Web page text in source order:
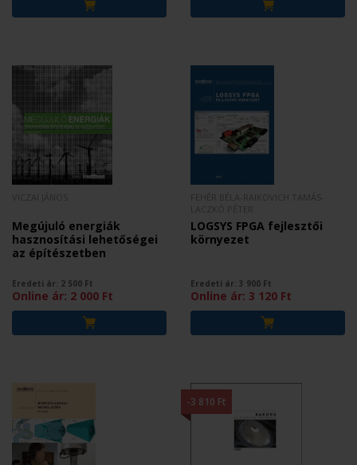
Megújuló energiák
hasznosítási lehetőségei
az építészetben
Eredeti ár: 2 500 Ft
Online ár: 2 000 Ft
LOGSYS FPGA fejlesztői
környezet
Eredeti ár: 3 900 Ft
Online ár: 3 120 Ft
-3 810 Ft